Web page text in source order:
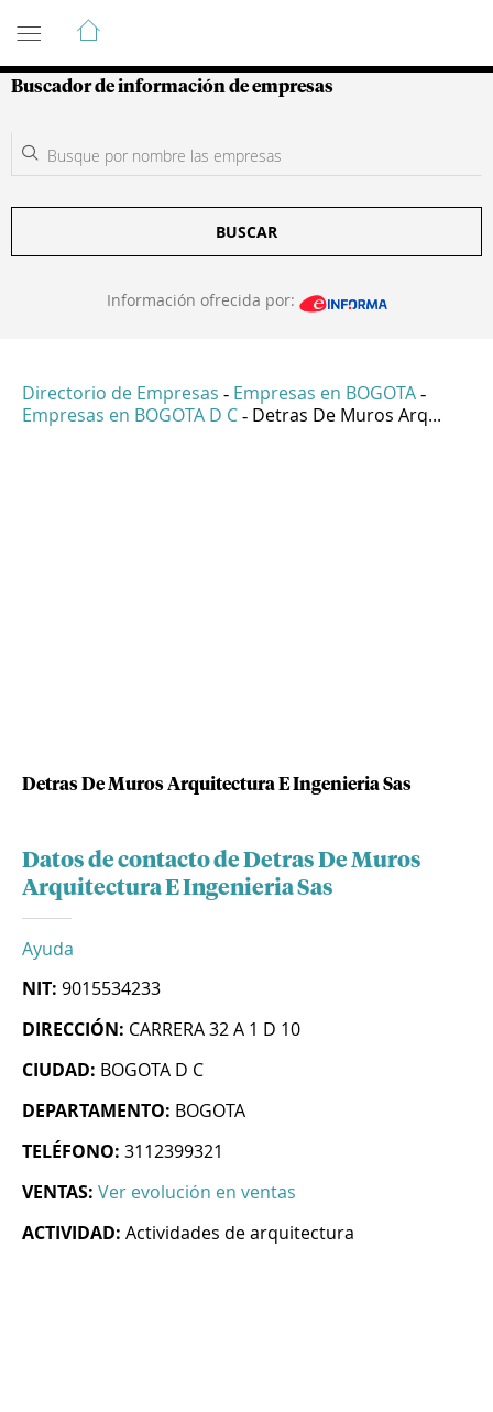
Guía de Empresas Colombianas
Buscador de información de empresas
BUSCAR
Información ofrecida por:
Directorio de Empresas - Empresas en BOGOTA -
Empresas en BOGOTA D C - Detras De Muros Arq...
Detras De Muros Arquitectura E Ingenieria Sas
Datos de contacto de Detras De Muros
Arquitectura E Ingenieria Sas
Ayuda
NIT: 9015534233
DIRECCIÓN: CARRERA 32 A 1 D 10
CIUDAD: BOGOTA D C
DEPARTAMENTO: BOGOTA
TELÉFONO: 3112399321
VENTAS: Ver evolución en ventas
ACTIVIDAD: Actividades de arquitectura